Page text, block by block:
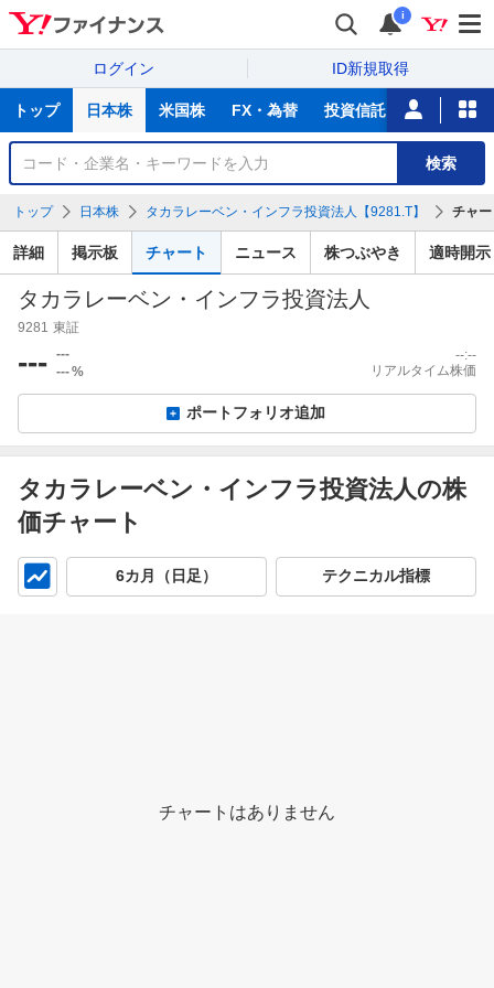
i
ログイン ID新規取得
サ
トップ 日本株 米国株 FX・為替 投資信託 ニュース
銘
検
索
検索
トップ 日本株 タカラレーベン・インフラ投資法人【9281.T】 チャ
詳細 掲示板 チャート ニュース 株つぶやき 適時開示
タカラレーベン・インフラ投資法人
9281 東証
--- ---
---%
--:--
リアルタイム株価
ポートフォリオ追加
タカラレーベン・インフラ投資法人の株
価チャート
6カ月（日足） テクニカル指標
チャートはありません